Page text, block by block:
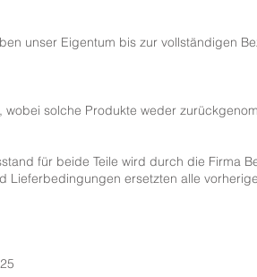
unser Eigentum bis zur vollständigen
wobei solche Produkte weder
für beide Teile wird durch die Firma
Lieferbedingungen ersetzten alle